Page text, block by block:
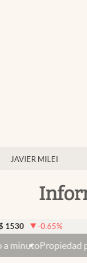
JAVIER MILEI
-0.65%
privada: con